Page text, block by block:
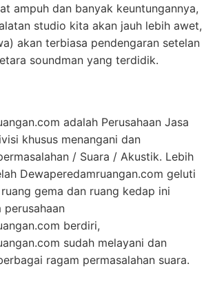
ampuh dan banyak keuntungannya,
studio kita akan jauh lebih awet,
akan terbiasa pendengaran setelan
soundman yang terdidik.
adalah Perusahaan Jasa
khusus menangani dan
/ Suara / Akustik. Lebih
Dewaperedamruangan.com geluti
gema dan ruang kedap ini
perusahaan
berdiri,
sudah melayani dan
ragam permasalahan suara.